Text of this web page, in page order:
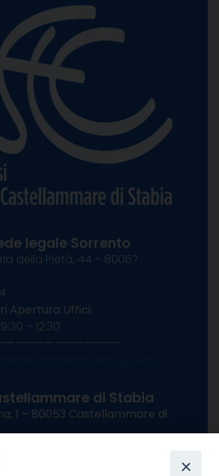
legale Sorrento
della Pietà, 44 – 80067
Apertura Uffici:
– 12:30
di Stabia
1 – 80053 Castellammare di
Apertura Uffici: